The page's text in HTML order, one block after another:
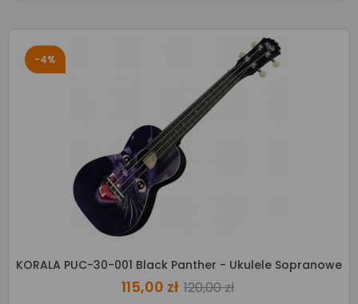
-4%
KORALA PUC-30-001 Black Panther - Ukulele Sopranowe
115,00 zł 120,00 zł